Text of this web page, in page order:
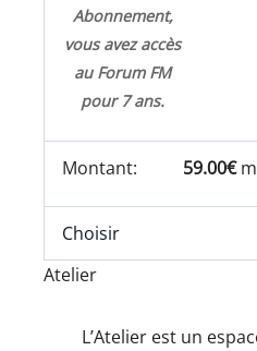
Abonnement,
vous avez accès
au Forum FM
pour 7 ans.
59.00€
Choisir
Atelier
L’Atelier est un